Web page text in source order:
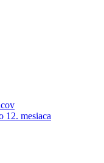
12. mesiaca